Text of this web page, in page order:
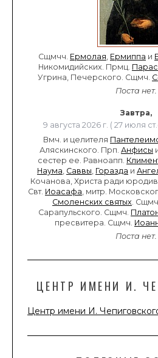
Сщмчч. Ермолая, Ермиппа и
Никомидийских. Прмц.
Угрина, Печерского. Сщмч.
Поста нет.
Завтра,
9 августа 2026 г. ( 27 июля
Вмч. и целителя
Аляскинского. Прп. Анфисы
сестер ее. Равноапп.
Наума, Саввы, Горазда и
Кочанова, Христа ради
Свт. Иоасафа, митр.
Смоленских святых.
Сарапульского. Сщмч.
пресвитера. Сщмч.
Поста нет.
ЦЕНТР ИМЕНИ И.
Центр имени И.